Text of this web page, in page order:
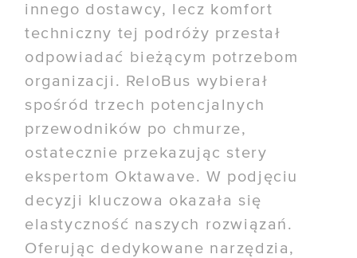
innego dostawcy, lecz komfort
techniczny tej podróży przestał
odpowiadać bieżącym potrzebom
organizacji. ReloBus wybierał
spośród trzech potencjalnych
przewodników po chmurze,
ostatecznie przekazując stery
ekspertom Oktawave. W podjęciu
decyzji kluczowa okazała się
elastyczność naszych rozwiązań.
Oferując dedykowane narzędzia,